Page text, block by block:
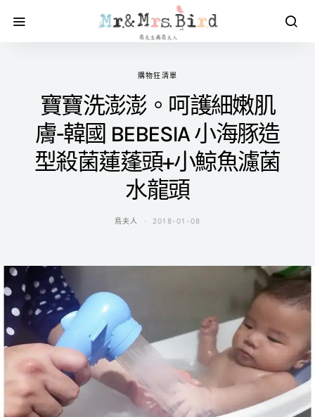
購物狂清單
寶寶洗澎澎。呵護細嫩肌
膚-韓國 BEBESIA 小海豚造
型殺菌蓮蓬頭+小鯨魚濾菌
水龍頭
鳥夫人 2018-01-08